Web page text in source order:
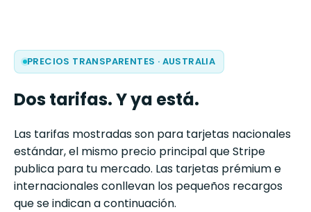
PRECIOS TRANSPARENTES · AUSTRALIA
Dos tarifas. Y ya está.
Las tarifas mostradas son para tarjetas nacionales
estándar, el mismo precio principal que Stripe
publica para tu mercado. Las tarjetas prémium e
internacionales conllevan los pequeños recargos
que se indican a continuación.